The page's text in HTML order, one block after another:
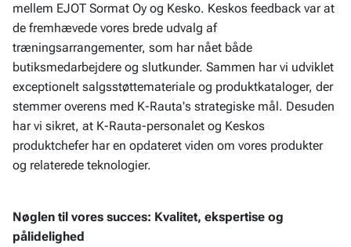
mellem EJOT Sormat Oy og Kesko. Keskos feedback var at
de fremhævede vores brede udvalg af
træningsarrangementer, som har nået både
butiksmedarbejdere og slutkunder. Sammen har vi udviklet
exceptionelt salgsstøttemateriale og produktkataloger, der
stemmer overens med K-Rauta's strategiske mål. Desuden
har vi sikret, at K-Rauta-personalet og Keskos
produktchefer har en opdateret viden om vores produkter
og relaterede teknologier.
Nøglen til vores succes: Kvalitet, ekspertise og
pålidelighed